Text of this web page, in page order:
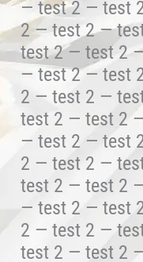
— test 2 — test
2 — test 2 —
test 2 — test 2
— test 2 — test
2 — test 2 —
test 2 — test 2
— test 2 — test
2 — test 2 —
test 2 — test 2
— test 2 — test
2 — test 2 —
test 2 — test 2